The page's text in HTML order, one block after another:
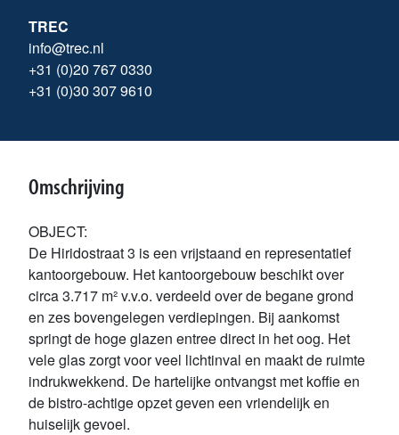
TREC
info@trec.nl
+31 (0)20 767 0330
+31 (0)30 307 9610
Omschrijving
OBJECT:
De Hiridostraat 3 is een vrijstaand en representatief
kantoorgebouw. Het kantoorgebouw beschikt over
circa 3.717 m² v.v.o. verdeeld over de begane grond
en zes bovengelegen verdiepingen. Bij aankomst
springt de hoge glazen entree direct in het oog. Het
vele glas zorgt voor veel lichtinval en maakt de ruimte
indrukwekkend. De hartelijke ontvangst met koffie en
de bistro-achtige opzet geven een vriendelijk en
huiselijk gevoel.